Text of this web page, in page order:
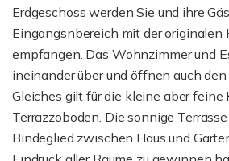
Erdgeschoss werden Sie und ihre
Eingangsnbereich mit der originalen
empfangen. Das Wohnzimmer und
ineinander über und öffnen auch
Gleiches gilt für die kleine aber feine
Terrazzoboden. Die sonnige
Bindeglied zwischen Haus und